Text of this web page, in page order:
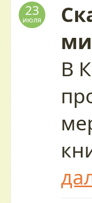
23
июля
В